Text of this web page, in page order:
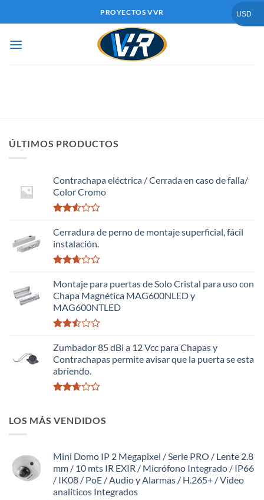
al
PROYECTOS VVR
ÚLTIMOS PRODUCTOS
Contrachapa eléctrica / Cerrada en caso de falla/
Color Cromo
con
2.51
de 5
Cerradura de perno de montaje superficial, fácil
instalación.
con
2.63
de 5
Montaje para puertas de Solo Cristal para uso con
Chapa Magnética MAG600NLED y
MAG600NTLED
con
2.49
de 5
Zumbador 85 dBi a 12 Vcc para Chapas y
Contrachapas permite avisar que la puerta se esta
abriendo.
2.63
LOS MÁS VENDIDOS
Mini Domo IP 2 Megapixel / Serie PRO / Lente 2.8
mm / 10 mts IR EXIR / Micrófono Integrado / IP66
/ IK08 / PoE / Audio y Alarmas / H.265+ / Video
analíticos Integrados
USD